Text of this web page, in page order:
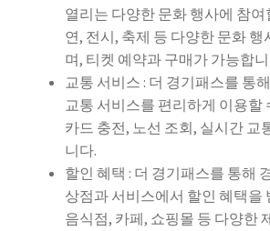
열리는 다양한 문화 행사에 참여
연, 전시, 축제 등 다양한 문화
며, 티켓 예약과 구매가 가능합
교통 서비스 : 더 경기패스를 통
교통 서비스를 편리하게 이용할
카드 충전, 노선 조회, 실시간 교
니다.
할인 혜택 : 더 경기패스를 통해
상점과 서비스에서 할인 혜택을
음식점, 카페, 쇼핑몰 등 다양한